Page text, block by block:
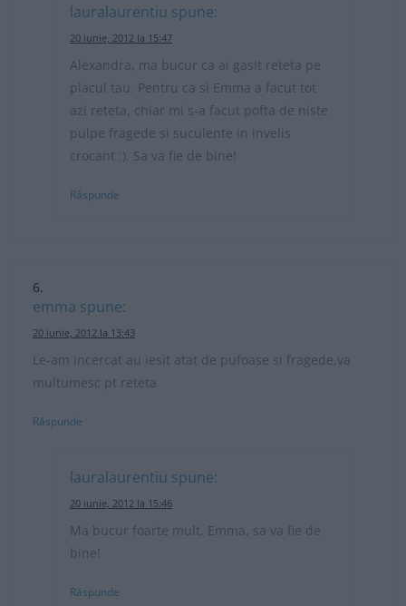
lauralaurentiu spune:
20 iunie, 2012 la 15:47
Alexandra, ma bucur ca ai gasit reteta pe
placul tau. Pentru ca si Emma a facut tot
azi reteta, chiar mi s-a facut pofta de niste
pulpe fragede si suculente in invelis
crocant :). Sa va fie de bine!
Răspunde
emma spune:
20 iunie, 2012 la 13:43
Le-am incercat au iesit atat de pufoase si fragede,va
multumesc pt reteta
Răspunde
lauralaurentiu spune:
20 iunie, 2012 la 15:46
Ma bucur foarte mult, Emma, sa va fie de
bine!
Răspunde